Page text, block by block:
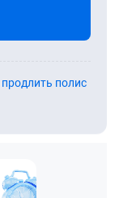
продлить полис